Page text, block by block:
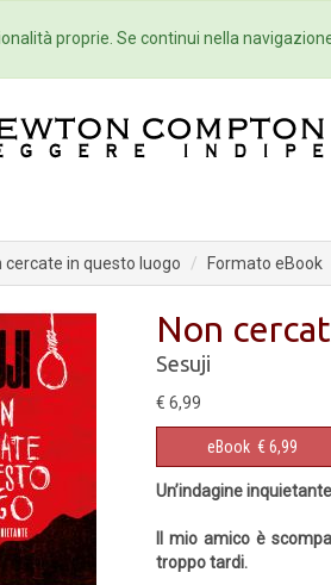
Autori Eventi
cercate in questo luogo Formato eBook
Non
Sesuji
€ 6,99
eBook € 6,99
Un’indagine inquietante
Il mio amico è
troppo tardi.
proprie. Se continui nella